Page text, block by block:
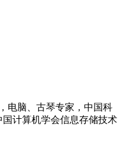
电脑、古琴专家，中国科
计算机学会信息存储技术